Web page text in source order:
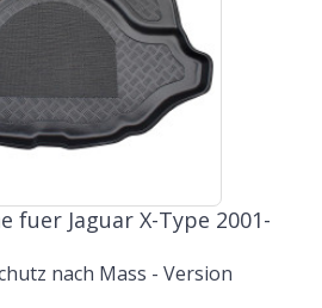
fuer Jaguar X-Type 2001-
nach Mass - Version